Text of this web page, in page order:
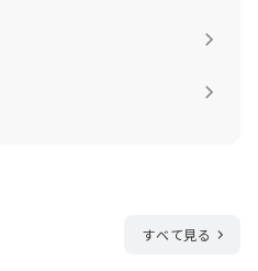
すべて見る